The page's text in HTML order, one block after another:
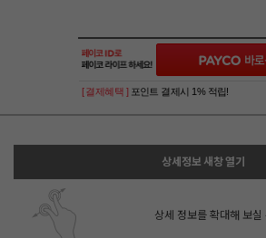
[ 결제혜택 ] 포인트 결제시 1% 적립!
상세정보 새창 열기
상세 정보를 확대해 보실